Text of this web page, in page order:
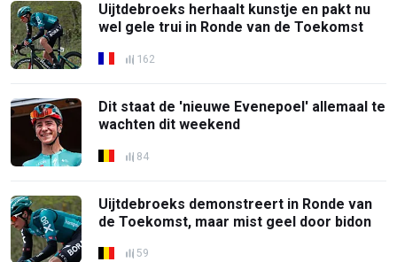
Uijtdebroeks herhaalt kunstje en pakt nu
wel gele trui in Ronde van de Toekomst
162
Dit staat de 'nieuwe Evenepoel' allemaal te
wachten dit weekend
84
Uijtdebroeks demonstreert in Ronde van
de Toekomst, maar mist geel door bidon
59